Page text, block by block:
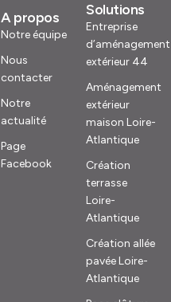
A propos
Notre équipe
Nous
contacter
Notre
actualité
Page
Facebook
Solutions
Entreprise
d’aménagement
extérieur 44
Aménagement
extérieur
maison Loire-
Atlantique
Création
terrasse
Loire-
Atlantique
Création allée
pavée Loire-
Atlantique